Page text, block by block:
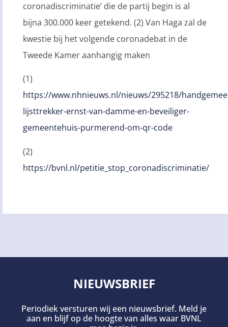
coronadiscriminatie’ die de partij begin is al
bijna 300.000 keer getekend. (2) Van Haga zal de
kwestie bij het volgende coronadebat in de
Tweede Kamer aanhangig maken
(1)
https://www.nhnieuws.nl/nieuws/295218/
lijsttrekker-ernst-van-damme-en-beveiliger-
gemeentehuis-purmerend-om-qr-code
(2)
https://bvnl.nl/petitie_stop_coronadiscriminatie/
NIEUWSBRIEF
Periodiek versturen wij een nieuwsbrief. Meld je
aan en blijf op de hoogte van alles waar BVNL